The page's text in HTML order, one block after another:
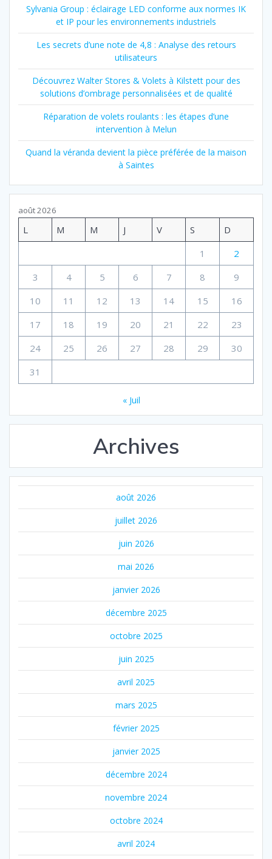
Sylvania Group : éclairage LED conforme aux normes IK
et IP pour les environnements industriels
Les secrets d’une note de 4,8 : Analyse des retours
utilisateurs
Découvrez Walter Stores & Volets à Kilstett pour des
solutions d’ombrage personnalisées et de qualité
Réparation de volets roulants : les étapes d’une
intervention à Melun
Quand la véranda devient la pièce préférée de la maison
à Saintes
août 2026
L M M J V S
D
1
2
3
4 5 6 7 8
9
10
11 12 13 14 15
16
17
18 19 20 21 22
23
24
25 26 27 28 29
30
31
« Juil
Archives
août 2026
juillet 2026
juin 2026
mai 2026
janvier 2026
décembre 2025
octobre 2025
juin 2025
avril 2025
mars 2025
février 2025
janvier 2025
décembre 2024
novembre 2024
octobre 2024
avril 2024